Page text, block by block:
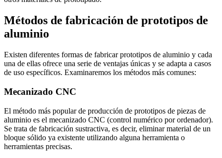
Métodos de fabricación de prototipos de
aluminio
Existen diferentes formas de fabricar prototipos de aluminio y cada
una de ellas ofrece una serie de ventajas únicas y se adapta a casos
de uso específicos. Examinaremos los métodos más comunes:
Mecanizado CNC
El método más popular de producción de prototipos de piezas de
aluminio es el mecanizado CNC (control numérico por ordenador).
Se trata de fabricación sustractiva, es decir, eliminar material de un
bloque sólido ya existente utilizando alguna herramienta o
herramientas precisas.